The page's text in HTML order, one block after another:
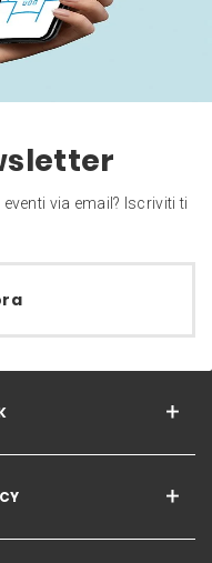
via email? Iscriviti ti